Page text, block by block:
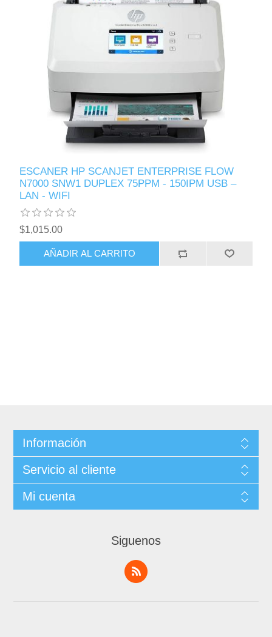
ESCANER HP SCANJET ENTERPRISE FLOW
N7000 SNW1 DUPLEX 75PPM - 150IPM USB –
LAN - WIFI
$1,015.00
AÑADIR AL CARRITO
Información
Servicio al cliente
Mi cuenta
Siguenos